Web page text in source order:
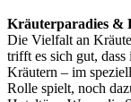
Kräuterparadies &
Die Vielfalt an
trifft es sich gut,
Kräutern – im
Rolle spielt, noch